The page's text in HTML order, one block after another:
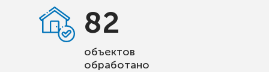
82
объектов
обработано